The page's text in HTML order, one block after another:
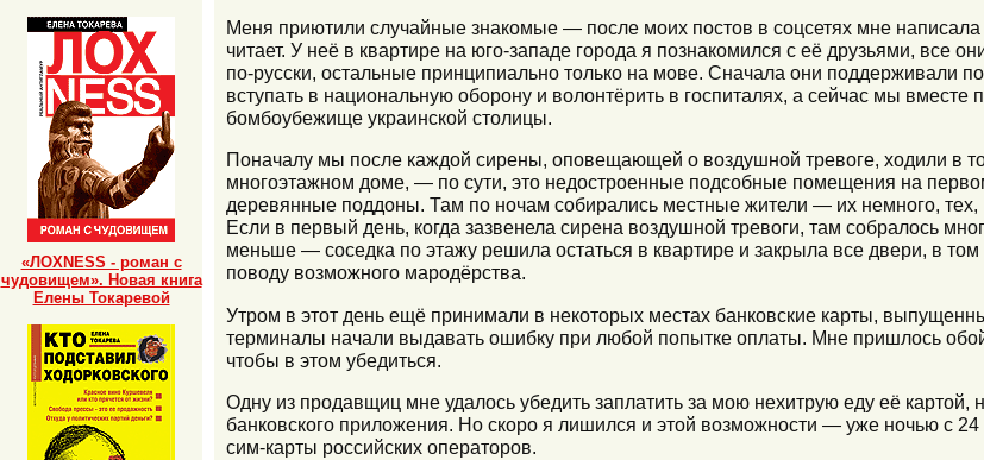
Меня приютили случайные знакомые — после моих постов в соцсетях мне
читает. У неё в квартире на юго-западе города я познакомился с её друзьями, все
по-русски, остальные принципиально только на мове. Сначала они поддерживали
вступать в национальную оборону и волонтёрить в госпиталях, а сейчас мы
бомбоубежище украинской столицы.
Поначалу мы после каждой сирены, оповещающей о воздушной тревоге, ходили в
многоэтажном доме, — по сути, это недостроенные подсобные помещения на
деревянные поддоны. Там по ночам собирались местные жители — их немного, тех,
Если в первый день, когда зазвенела сирена воздушной тревоги, там собралось
меньше — соседка по этажу решила остаться в квартире и закрыла все двери, в
поводу возможного мародёрства.
Утром в этот день ещё принимали в некоторых местах банковские карты,
терминалы начали выдавать ошибку при любой попытке оплаты. Мне пришлось
чтобы в этом убедиться.
Одну из продавщиц мне удалось убедить заплатить за мою нехитрую еду её картой,
банковского приложения. Но скоро я лишился и этой возможности — уже ночью с 24
сим-карты российских операторов.
«ЛОХNESS - роман с
чудовищем». Новая книга
Елены Токаревой